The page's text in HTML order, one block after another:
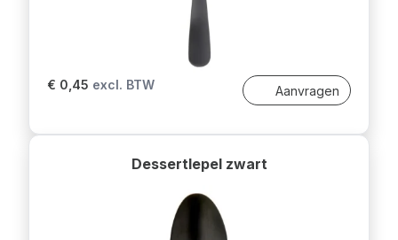
€ 0,45 excl. BTW Aanvragen
Dessertlepel zwart